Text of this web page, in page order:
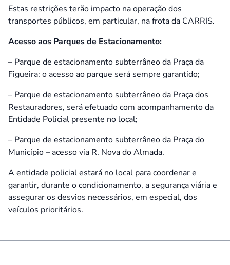
Estas restrições terão impacto na operação dos
transportes públicos, em particular, na frota da CARRIS.
Acesso aos Parques de Estacionamento:
– Parque de estacionamento subterrâneo da Praça da
Figueira: o acesso ao parque será sempre garantido;
– Parque de estacionamento subterrâneo da Praça dos
Restauradores, será efetuado com acompanhamento da
Entidade Policial presente no local;
– Parque de estacionamento subterrâneo da Praça do
Município – acesso via R. Nova do Almada.
A entidade policial estará no local para coordenar e
garantir, durante o condicionamento, a segurança viária e
assegurar os desvios necessários, em especial, dos
veículos prioritários.